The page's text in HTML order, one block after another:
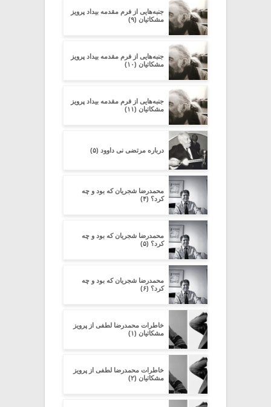
جنبه‌هایی از فرم مقدمه‌ بیداد پرویز
مشکاتیان (۹)
جنبه‌هایی از فرم مقدمه‌ بیداد پرویز
مشکاتیان (۱۰)
جنبه‌هایی از فرم مقدمه‌ بیداد پرویز
مشکاتیان (۱۱)
درباره مرتضی نی داوود (۵)
محمدرضا شجریان که بود و چه
کرد؟ (۴)
محمدرضا شجریان که بود و چه
کرد؟ (۵)
محمدرضا شجریان که بود و چه
کرد؟ (۶)
خاطرات محمدرضا لطفی از پرویز
مشکاتیان (۱)
خاطرات محمدرضا لطفی از پرویز
مشکاتیان (۲)